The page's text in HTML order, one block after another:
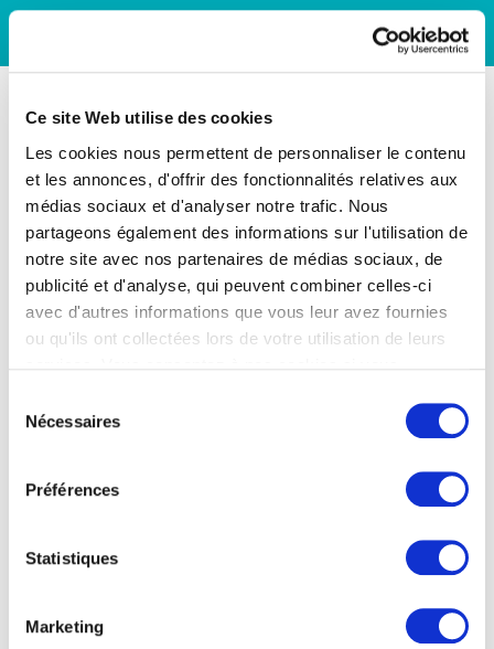
Ce site Web utilise des cookies
Les cookies nous permettent de personnaliser le contenu
et les annonces, d'offrir des fonctionnalités relatives aux
médias sociaux et d'analyser notre trafic. Nous
partageons également des informations sur l'utilisation de
notre site avec nos partenaires de médias sociaux, de
publicité et d'analyse, qui peuvent combiner celles-ci
avec d'autres informations que vous leur avez fournies
ou qu'ils ont collectées lors de votre utilisation de leurs
Nécessaires
Préférences
Statistiques
Marketing